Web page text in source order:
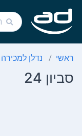
ראשי נדלן למכירה
סביון 24